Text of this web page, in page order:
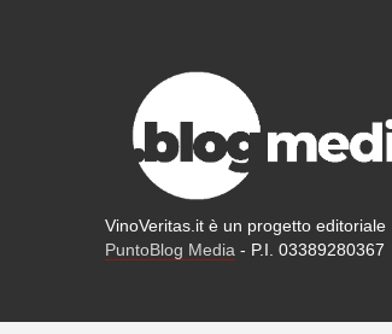
VinoVeritas.it è un progetto editoriale
PuntoBlog Media - P.I. 03389280367